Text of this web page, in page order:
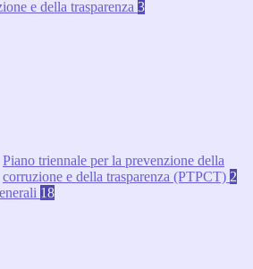
e della trasparenza 3
Piano triennale per la prevenzione della
corruzione e della trasparenza (PTPCT) 2
18